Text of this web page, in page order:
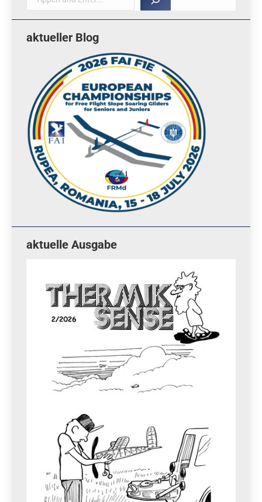
aktueller Blog
aktuelle Ausgabe